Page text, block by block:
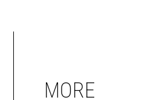
MORE